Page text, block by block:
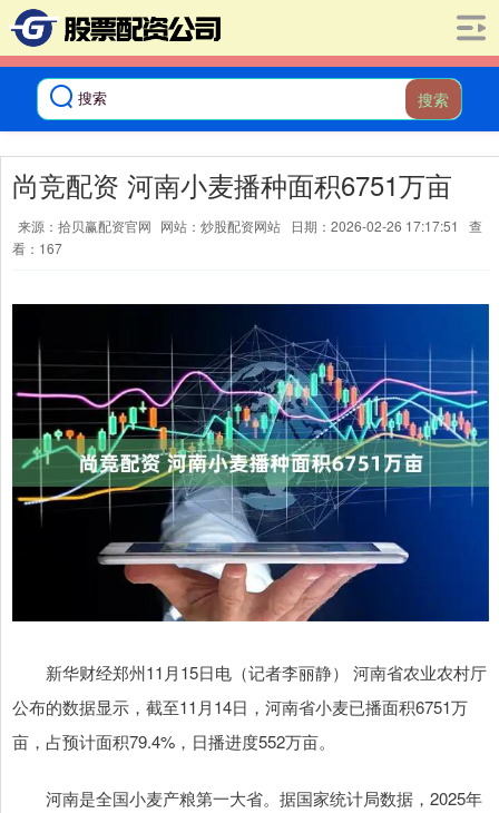
搜索
尚竞配资 河南小麦播种面积6751万亩
来源：拾贝赢配资官网 网站：炒股配资网站 日期：2026-02-26 17:17:51
查
看：167
新华财经郑州11月15日电（记者李丽静） 河南省农业农村厅
公布的数据显示，截至11月14日，河南省小麦已播面积6751万
亩，占预计面积79.4%，日播进度552万亩。
河南是全国小麦产粮第一大省。据国家统计局数据，2025年